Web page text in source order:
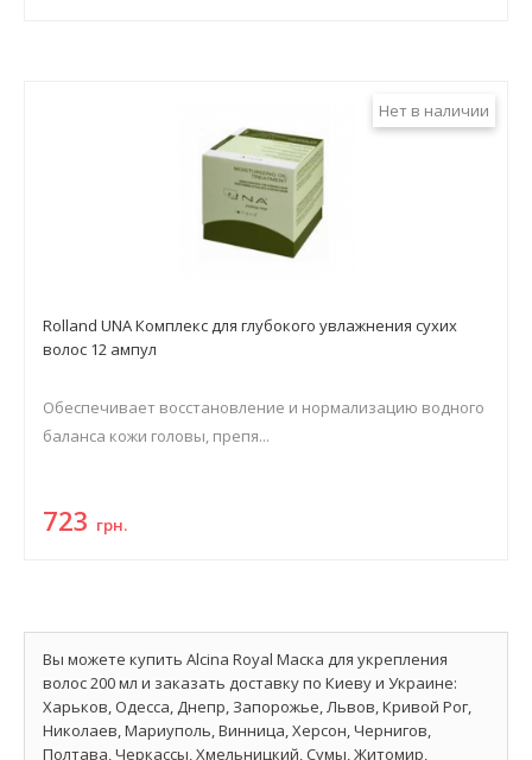
Нет в наличии
Rolland UNA Комплекс для глубокого увлажнения сухих
волос 12 ампул
Обеспечивает восстановление и нормализацию водного
баланса кожи головы, препя...
723 грн.
Вы можете купить Alcina Royal Маска для укрепления
волос 200 мл и заказать доставку по Киеву и Украине:
Харьков, Одесса, Днепр, Запорожье, Львов, Кривой Рог,
Николаев, Мариуполь, Винница, Херсон, Чернигов,
Полтава, Черкассы, Хмельницкий, Сумы, Житомир,